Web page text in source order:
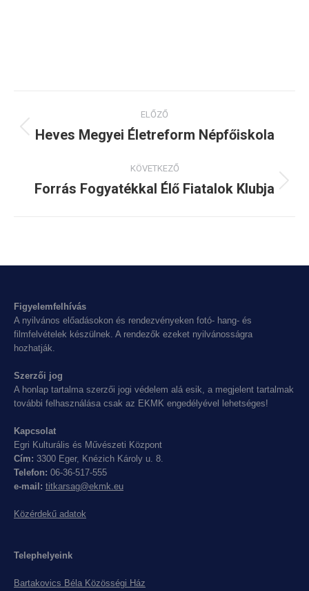
navigation
ELŐZŐ
Previous
Heves Megyei Életreform Népfőiskola
KÖVETKEZŐ
Next
Forrás Fogyatékkal Élő Fiatalok Klubja
Figyelemfelhívás
A nyilvános előadásokon és rendezvényeken fotó- hang- és
filmfelvételek készülnek. A rendezők ezeket nyilvánosságra
hozhatják.
Szerzői jog
A honlap tartalma szerzői jogi védelem alá esik, a megjelent tartalmak
további felhasználása csak az EKMK engedélyével lehetséges!
Kapcsolat
Egri Kulturális és Művészeti Központ
Cím: 3300 Eger, Knézich Károly u. 8.
Telefon: 06-36-517-555
e-mail: titkarsag@ekmk.eu
Közérdekű adatok
Telephelyeink
Bartakovics Béla Közösségi Ház